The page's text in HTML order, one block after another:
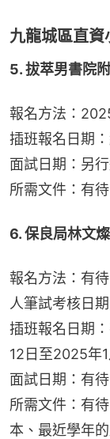
九龍城區直資
5. 拔萃男書院
報名方法：
插班報名日期
面試日期：另
所需文件：有
6. 保良局林文
報名方法：有
人筆試考核日期
插班報名日期
12日至2025年1
面試日期：有
所需文件：有
本、最近學年